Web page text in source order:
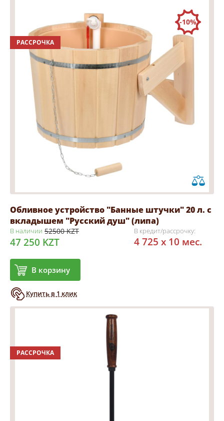
РАССРОЧКА
-10%
Обливное устройство "Банные штучки" 20 л. с
вкладышем "Русский душ" (липа)
В наличии 52500 KZT
47 250 KZT
В корзину
Купить в 1 клик
В кредит/рассрочку:
4 725 x 10 мес.
РАССРОЧКА